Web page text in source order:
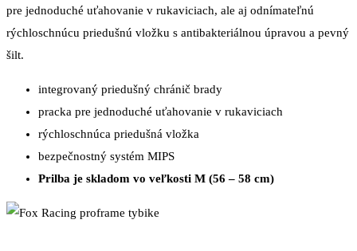
pre jednoduché uťahovanie v rukaviciach, ale aj odnímateľnú
rýchloschnúcu priedušnú vložku s antibakteriálnou úpravou a pevný
šilt.
integrovaný priedušný chránič brady
pracka pre jednoduché uťahovanie v rukaviciach
rýchloschnúca priedušná vložka
bezpečnostný systém MIPS
Prilba je skladom vo veľkosti M (56 – 58 cm)